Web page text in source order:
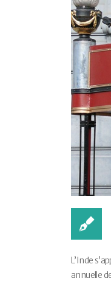
L’Inde
annuelle